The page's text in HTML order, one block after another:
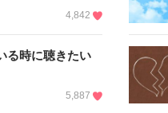
4,842
る時に聴きたい
5,887